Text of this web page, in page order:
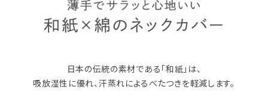
日本の伝統の素材である「和紙」は、
吸放湿性に優れ、汗蒸れによるべたつきを軽減します。